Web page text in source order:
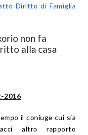
Diritto di Famiglia
non fa
alla casa
2016
il coniuge cui sia
altro rapporto